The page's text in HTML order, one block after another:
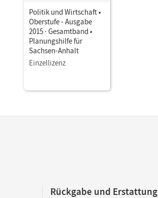
Politik und Wirtschaft •
Oberstufe - Ausgabe
2015 · Gesamtband •
Planungshilfe für
Sachsen-Anhalt
Einzellizenz
Rückgabe und Erstattung